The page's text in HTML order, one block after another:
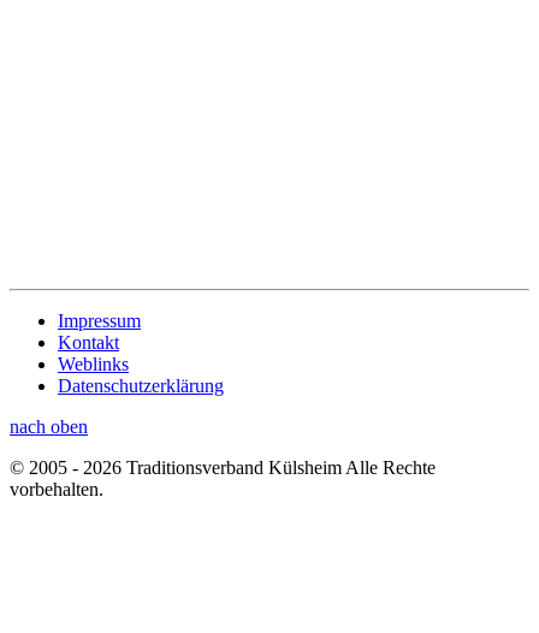
Impressum
Kontakt
Weblinks
Datenschutzerklärung
nach oben
© 2005 - 2026 Traditionsverband Külsheim Alle Rechte
vorbehalten.